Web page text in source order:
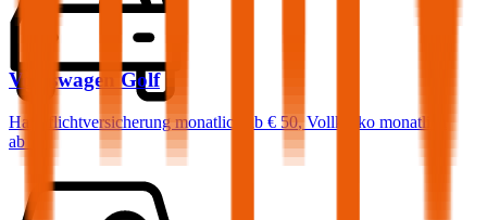
Volkswagen Golf
Haftpflichtversicherung monatlich ab € 50, Vollkasko monatlich
ab …